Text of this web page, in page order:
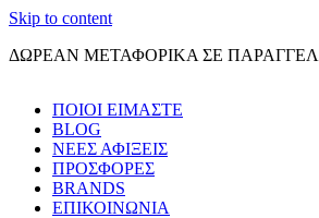
Skip to content
ΔΩΡΕΑΝ ΜΕΤΑΦΟΡΙΚΑ ΣΕ
ΠΟΙΟΙ ΕΙΜΑΣΤΕ
BLOG
ΝΕΕΣ ΑΦΙΞΕΙΣ
ΠΡΟΣΦΟΡΕΣ
BRANDS
ΕΠΙΚΟΙΝΩΝΙΑ